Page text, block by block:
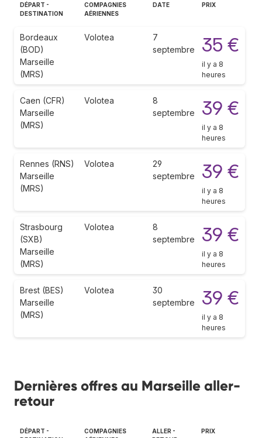
DÉPART -
DESTINATION
COMPAGNIES
AÉRIENNES
DATE PRIX
Bordeaux
(BOD)
Marseille
(MRS)
Volotea
7
septembre
35 €
il y a 8
heures
Caen (CFR)
Marseille
(MRS)
Volotea
8
septembre
39 €
il y a 8
heures
Rennes (RNS)
Marseille
(MRS)
Volotea
29
septembre
39 €
il y a 8
heures
Strasbourg
(SXB)
Marseille
(MRS)
Volotea
8
septembre
39 €
il y a 8
heures
Brest (BES)
Marseille
(MRS)
Volotea
30
septembre
39 €
il y a 8
heures
Dernières offres au Marseille aller-
retour
DÉPART -
COMPAGNIES
ALLER -
PRIX